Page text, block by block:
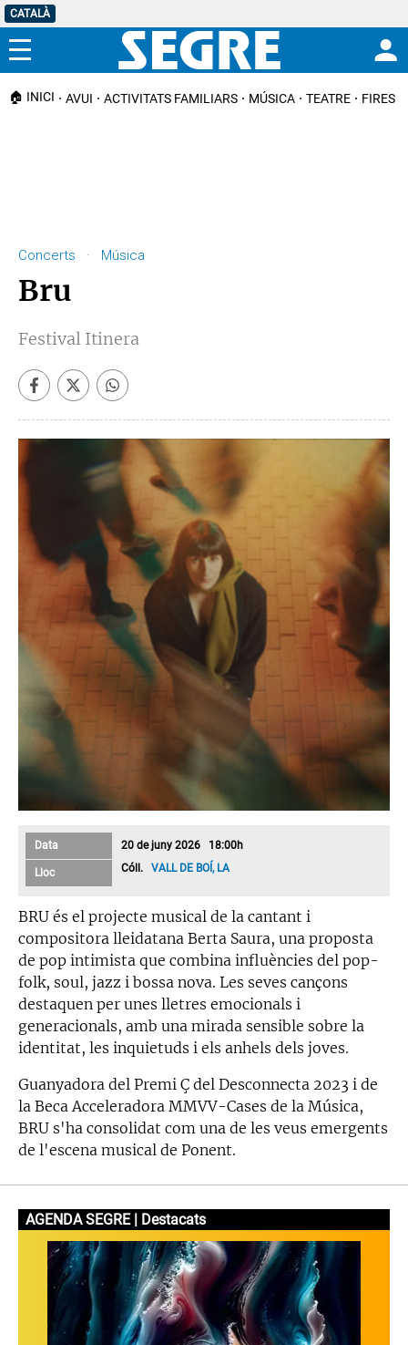
CATALÀ
Menú
🏠 INICI AVUI ACTIVITATS FAMILIARS MÚSICA TEATRE FIRES I
Concerts · Música
Bru
Festival Itinera
Data 20 de juny 2026 18:00h
Lloc Cóll.VALL DE BOÍ, LA
BRU és el projecte musical de la cantant i
compositora lleidatana Berta Saura, una proposta
de pop intimista que combina influències del pop-
folk, soul, jazz i bossa nova. Les seves cançons
destaquen per unes lletres emocionals i
generacionals, amb una mirada sensible sobre la
identitat, les inquietuds i els anhels dels joves.
Guanyadora del Premi Ç del Desconnecta 2023 i de
la Beca Acceleradora MMVV-Cases de la Música,
BRU s'ha consolidat com una de les veus emergents
de l'escena musical de Ponent.
AGENDA SEGRE | Destacats